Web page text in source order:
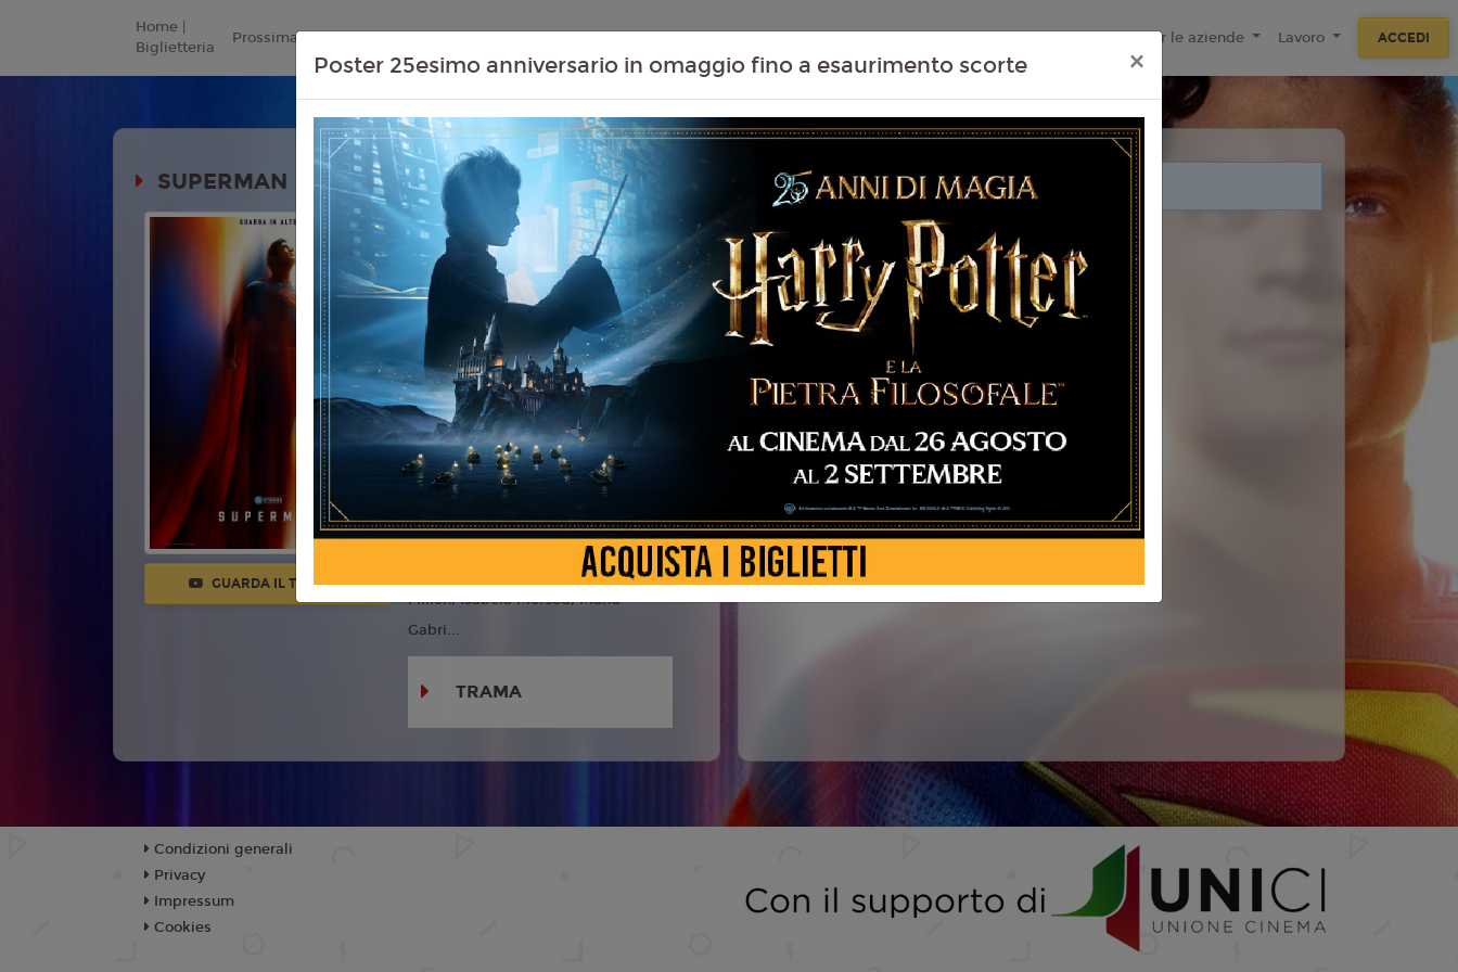
Home |
Biglietteria
Prossimamente Listino Prezzi Contenuti Extra Proiezioni Scolastiche Eventi Passati Tecnologie F.A.Q Per le aziende Lavoro ACCEDI
SUPERMAN
GUARDA IL TRAILER
Durata: 129 min
Genere: Avventura, Fantascienza,
Azione
Lingua:Italiano
Regia:James Gunn
Anno:2025
Brosnahan, Nicholas Hoult, Edi
Gathegi, Anthony Carrigan, Nathan
Fillion, Isabela Merced, María
Gabri...
TRAMA
Non ci sono spettacoli legati a questo evento.
Poster 25esimo anniversario in omaggio fino a esaurimento scorte ×
Condizioni generali
Privacy
Impressum
Cookies